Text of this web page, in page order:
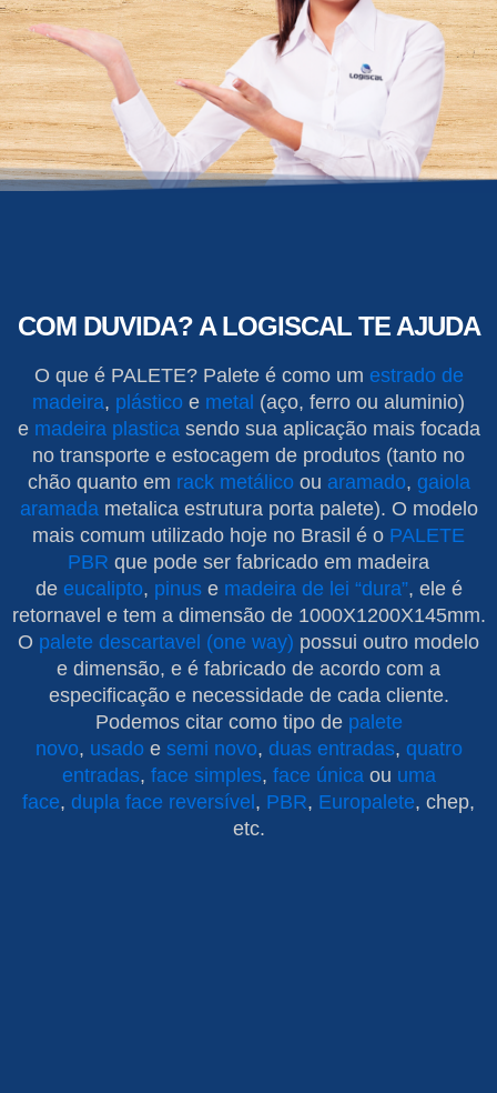
COM DUVIDA? A LOGISCAL TE AJUDA
O que é PALETE? Palete é como um estrado de
madeira, plástico e metal (aço, ferro ou aluminio)
e madeira plasticasendo sua aplicação mais focada
no transporte e estocagem de produtos (tanto no
chão quanto em rack metálico ou aramado, gaiola
aramada metalica estrutura porta palete). O modelo
mais comum utilizado hoje no Brasil é o PALETE
PBR que pode ser fabricado em madeira
de eucalipto, pinus e madeira de lei “dura”, ele é
retornavel e tem a dimensão de 1000X1200X145mm.
O palete descartavel (one way) possui outro modelo
e dimensão, e é fabricado de acordo com a
especificação e necessidade de cada cliente.
Podemos citar como tipo de palete
novo, usado e semi novo, duas entradas, quatro
entradas, face simples, face únicaou uma
face, dupla face reversível , PBR, Europalete, chep,
etc.